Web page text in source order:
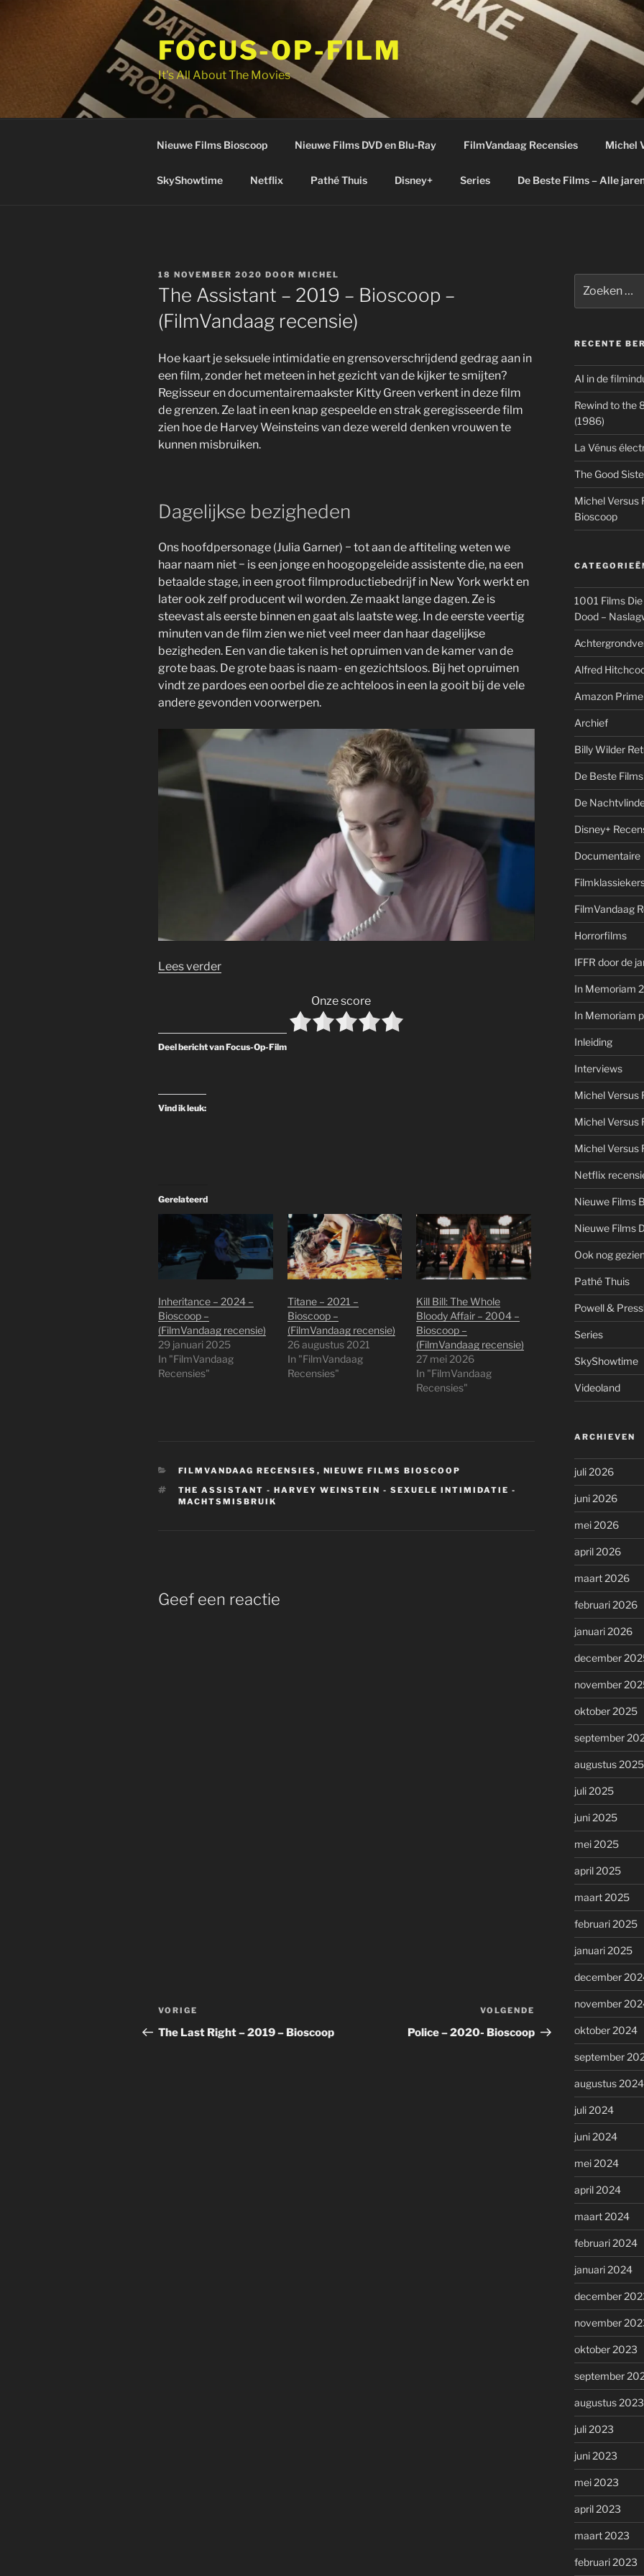
FOCUS-OP-FILM
It's All About The Movies
Nieuwe Films Bioscoop Nieuwe Films DVD en Blu-Ray FilmVandaag Recensies Michel
SkyShowtime Netflix Pathé Thuis Disney+ Series De Beste Films – Alle
GEPLAATST
OP
18 NOVEMBER 2020 DOOR MICHEL
The Assistant – 2019 – Bioscoop –
(FilmVandaag recensie)
Hoe kaart je seksuele intimidatie en grensoverschrijdend gedrag aan in
een film, zonder het meteen in het gezicht van de kijker te smijten?
Regisseur en documentairemaakster Kitty Green verkent in deze film
de grenzen. Ze laat in een knap gespeelde en strak geregisseerde film
zien hoe de Harvey Weinsteins van deze wereld denken vrouwen te
kunnen misbruiken.
Dagelijkse bezigheden
Ons hoofdpersonage (Julia Garner) − tot aan de aftiteling weten we
haar naam niet − is een jonge en hoogopgeleide assistente die, na een
betaalde stage, in een groot filmproductiebedrijf in New York werkt en
later ook zelf producent wil worden. Ze maakt lange dagen. Ze is
steevast als eerste binnen en gaat als laatste weg. In de eerste veertig
minuten van de film zien we niet veel meer dan haar dagelijkse
bezigheden. Een van die taken is het opruimen van de kamer van de
grote baas. De grote baas is naam- en gezichtsloos. Bij het opruimen
vindt ze pardoes een oorbel die ze achteloos in een la gooit bij de vele
andere gevonden voorwerpen.
Lees verder
Onze score
Deel bericht van Focus-Op-Film
Vind ik leuk:
Gerelateerd
Inheritance – 2024 –
Bioscoop –
(FilmVandaag recensie)
29 januari 2025
In "FilmVandaag
Recensies"
Titane – 2021 –
Bioscoop –
(FilmVandaag recensie)
26 augustus 2021
In "FilmVandaag
Recensies"
Kill Bill: The Whole
Bloody Affair – 2004 –
Bioscoop –
(FilmVandaag recensie)
27 mei 2026
In "FilmVandaag
Recensies"
CATEGORIEËN
FILMVANDAAG RECENSIES , NIEUWE FILMS BIOSCOOP
TAGS
THE ASSISTANT - HARVEY WEINSTEIN - SEXUELE INTIMIDATIE -
MACHTSMISBRUIK
Geef een reactie
Bericht
navigatie
Vorig
bericht
VORIGE
The Last Right – 2019 – Bioscoop
bericht
VOLGENDE
Police – 2020- Bioscoop
naar:
RECENTE
AI in de
Rewind to the
(1986)
La Vénus
The Good
Michel Versus
Bioscoop
1001 Films
Dood –
Alfred
Amazon
Archief
Billy Wilder
De Beste
De
Disney+
Documentaire
FilmVandaag
Horrorfilms
IFFR door de
In Memoriam
In Memoriam
Inleiding
Interviews
Michel Versus
Michel Versus
Michel Versus
Netflix
Nieuwe Films
Nieuwe Films
Ook nog
Pathé Thuis
Powell &
Series
SkyShowtime
Videoland
ARCHIEVEN
juli 2026
juni 2026
mei 2026
april 2026
maart 2026
februari 2026
januari 2026
december
november
oktober 2025
september
augustus 2025
juli 2025
juni 2025
mei 2025
april 2025
maart 2025
februari 2025
januari 2025
december
november
oktober 2024
september
augustus 2024
juli 2024
juni 2024
mei 2024
april 2024
maart 2024
februari 2024
januari 2024
december
november
oktober 2023
september
augustus 2023
juli 2023
juni 2023
mei 2023
april 2023
maart 2023
februari 2023